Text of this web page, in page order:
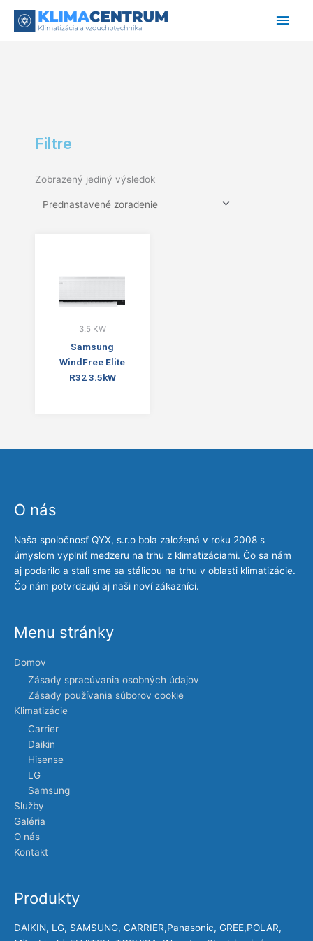
Filtre
Zobrazený jediný výsledok
3.5 KW
Samsung
WindFree Elite
R32 3.5kW
O nás
Naša spoločnosť QYX, s.r.o bola založená v roku 2008 s
úmyslom vyplniť medzeru na trhu z klimatizáciami. Čo sa nám
aj podarilo a stali sme sa stálicou na trhu v oblasti klimatizácie.
Čo nám potvrdzujú aj naši noví zákazníci.
Menu stránky
Domov
Zásady spracúvania osobných údajov
Zásady používania súborov cookie
Klimatizácie
Carrier
Daikin
Hisense
LG
Samsung
Služby
Galéria
O nás
Kontakt
Produkty
DAIKIN, LG, SAMSUNG, CARRIER,Panasonic, GREE,POLAR,